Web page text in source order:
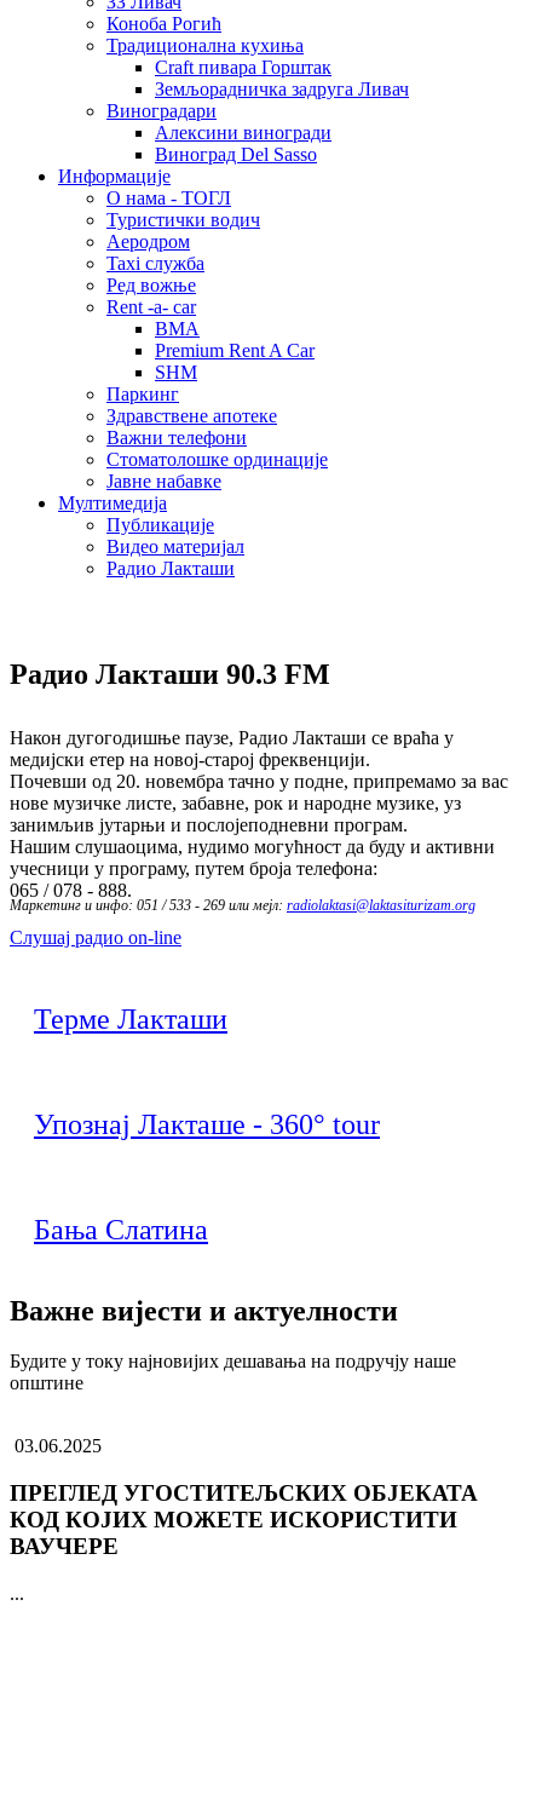
Коноба Рогић
Традиционална кухиња
Craft пивара Горштак
Земљорадничка задруга Ливач
Виноградари
Алексини виногради
Виноград Del Sasso
Информације
О нама - ТОГЛ
Туристички водич
Аеродром
Taxi служба
Ред вожње
Rent -a- car
BMA
Premium Rent A Car
SHM
Паркинг
Здравствене апотеке
Важни телефони
Стоматолошке ординације
Јавне набавке
Мултимедија
Публикације
Видео материјал
Радио Лакташи
Радио Лакташи 90.3 FM
Након дугогодишње паузе, Радио Лакташи се враћа у
медијски етер на новој-старој фреквенцији.
Почевши од 20. новембра тачно у подне, припремамо за вас
нове музичке листе, забавне, рок и народне музике, уз
занимљив јутарњи и послојеподневни програм.
Нашим слушаоцима, нудимо могућност да буду и активни
учесници у програму, путем броја телефона:
065 / 078 - 888.
Маркетинг и инфо: 051 / 533 - 269 или мејл: radiolaktasi@laktasiturizam.org
Слушај радио on-line
Терме Лакташи
Упознај Лакташе - 360° tour
Бања Слатина
Важне вијести и актуелности
Будите у току најновијих дешавања на подручју наше
општине
03.06.2025
ПРЕГЛЕД УГОСТИТЕЉСКИХ ОБЈЕКАТА
КОД КОЈИХ МОЖЕТЕ ИСКОРИСТИТИ
ВАУЧЕРЕ
...